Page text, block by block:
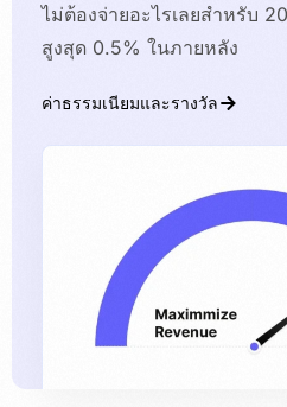
ไม่ต้องจ่ายอะไรเลยสำหรับ
สูงสุด 0.5% ในภายหลัง
ค่าธรรมเนียมและรางวัล